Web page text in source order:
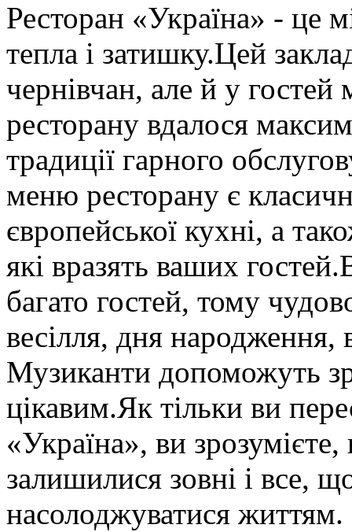
Ресторан «Україна» - це
тепла і затишку.Цей
чернівчан, але й у гостей
ресторану вдалося
традиції гарного
меню ресторану є
європейської кухні, а
які вразять ваших
багато гостей, тому
весілля, дня народження,
Музиканти допоможуть
цікавим.Як тільки ви
«Україна», ви
залишилися зовні і все,
насолоджуватися життям.